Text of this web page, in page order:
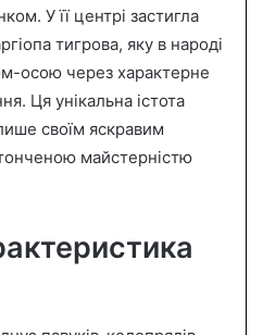
У її центрі застигла
тигрова, яку в народі
осою через характерне
Ця унікальна істота
своїм яскравим
майстерністю